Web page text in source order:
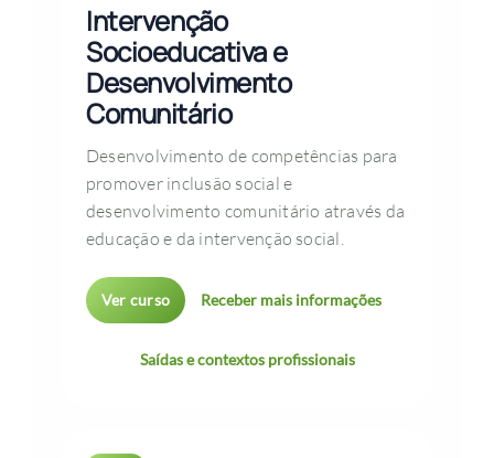
Intervenção
Socioeducativa e
Desenvolvimento
Comunitário
Desenvolvimento de competências para
promover inclusão social e
desenvolvimento comunitário através da
educação e da intervenção social.
Ver curso Receber mais informações
Saídas e contextos profissionais